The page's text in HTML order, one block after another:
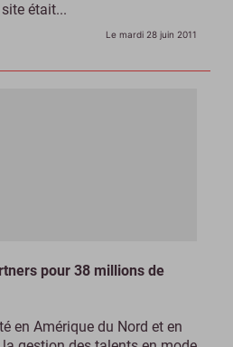
était...
Le mardi 28 juin 2011
pour 38 millions de
en Amérique du Nord et en